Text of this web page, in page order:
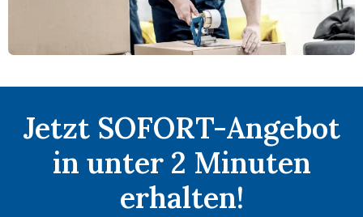
Jetzt SOFORT-Angebot
in unter 2 Minuten
erhalten!